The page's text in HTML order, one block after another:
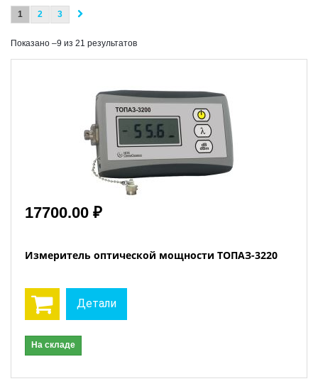
1 2 3
Показано –9 из 21 результатов
17700.00 ₽
Измеритель оптической мощности ТОПАЗ-3220
Детали
На складе